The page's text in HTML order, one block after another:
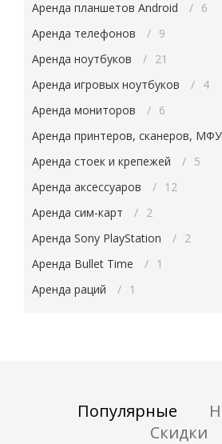
Аренда планшетов Android
6
Аренда телефонов
9
Аренда ноутбуков
21
Аренда игровых ноутбуков
4
Аренда мониторов
6
Аренда принтеров, сканеров, МФУ
Аренда стоек и крепежей
5
Аренда аксессуаров
12
Аренда сим-карт
2
Аренда Sony PlayStation
2
Аренда Bullet Time
1
Аренда раций
1
Популярные
Скидки